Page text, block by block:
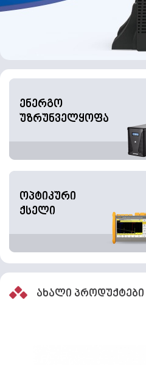
ენერგო
უზრუნველყოფა
ოპტიკური
ქსელი
ახალი პროდუქტები